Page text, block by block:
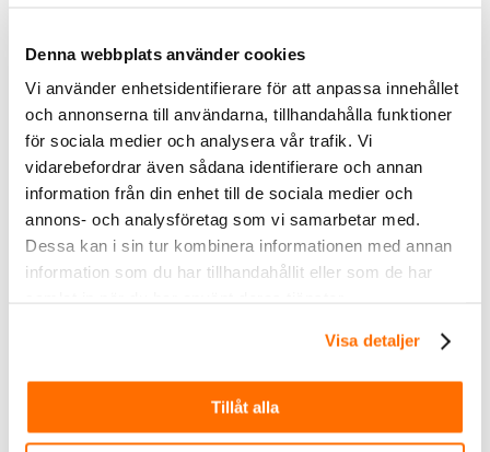
Denna webbplats använder cookies
Vi använder enhetsidentifierare för att anpassa innehållet
och annonserna till användarna, tillhandahålla funktioner
för sociala medier och analysera vår trafik. Vi
vidarebefordrar även sådana identifierare och annan
information från din enhet till de sociala medier och
annons- och analysföretag som vi samarbetar med.
Dessa kan i sin tur kombinera informationen med annan
information som du har tillhandahållit eller som de har
Visa detaljer
Tillåt alla
Inom &
utomhusbelysning
Köp